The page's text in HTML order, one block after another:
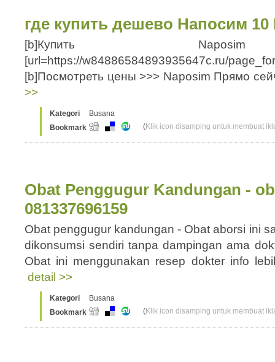
где купить дешево Напосим 10
[b]Купить
[url=https://w84886584893935647c.ru/
[b]Посмотреть цены >>> Naposim Прямо
>>
Kategori
Busana
Bookmark
(Klik icon disamping untuk membuat
Obat Penggugur Kandungan -
081337696159
Obat penggugur kandungan - Obat aborsi ini
dikonsumsi sendiri tanpa dampingan ama
Obat ini menggunakan resep dokter info
detail >>
Kategori
Busana
Bookmark
(Klik icon disamping untuk membuat